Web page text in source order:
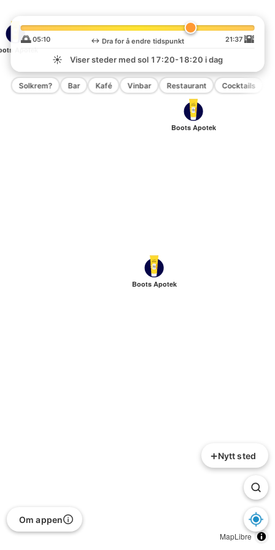
Boots Apotek
Boots Apotek
Apotek
MapLibre
+Nytt sted
🌅 05:10 ↔️ Dra for å endre tidspunkt 21:37 🌇
☀️
Viser steder med sol 17:20-18:20 i dag
Solkrem? Bar Kafé Vinbar Restaurant Cocktails
Om appen